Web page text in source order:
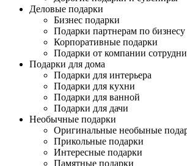
Деловые подарки
Бизнес подарки
Подарки партнерам по бизнесу
Корпоративные подарки
Подарки от компании
Подарки для дома
Подарки для интерьера
Подарки для кухни
Подарки для ванной
Подарки для дачи
Необычные подарки
Оригинальные необыные
Прикольные подарки
Интересные подарки
Памятные подарки